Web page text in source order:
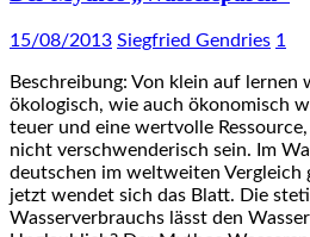
15/08/2013 Siegfried Gendries 1
Beschreibung: Von klein auf lernen
ökologisch, wie auch ökonomisch
teuer und eine wertvolle
nicht verschwenderisch sein. Im
deutschen im weltweiten Vergleich
jetzt wendet sich das Blatt. Die
Wasserverbrauchs lässt den